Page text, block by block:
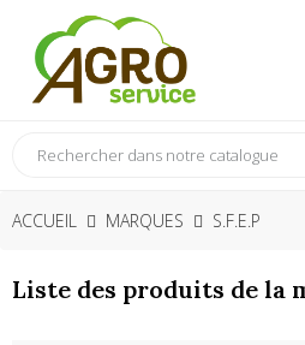
ACCUEIL MARQUES S.F.E.P
Liste des produits de la